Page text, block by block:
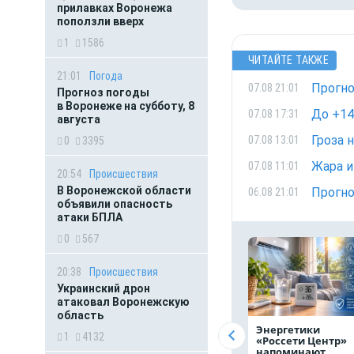
прилавках Воронежа
поползли вверх
1
1586
21:01
Погода
Прогноз погоды
в Воронеже на субботу, 8
августа
0
3395
20:54
Происшествия
В Воронежской области
объявили опасность
атаки БПЛА
0
567
20:38
Происшествия
Украинский дрон
атаковал Воронежскую
область
1
4132
ЧИТАЙТЕ ТАКЖЕ
07.08 21:01
07.08 17:31 До
07.08 13:01 Гроза
07.08 11:01 Жара
06.08 21:01
Энергетики
«Россети Центр»